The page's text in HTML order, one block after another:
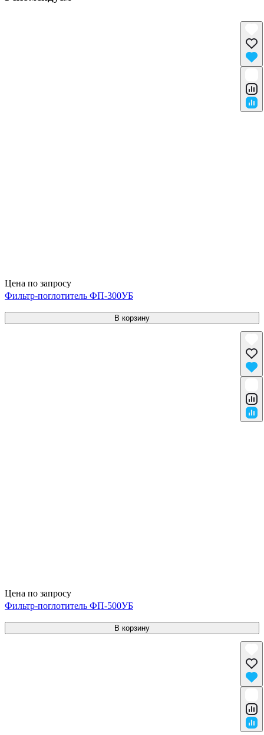
Цена по запросу
Фильтр-поглотитель ФП-300УБ
В корзину
Цена по запросу
Фильтр-поглотитель ФП-500УБ
В корзину